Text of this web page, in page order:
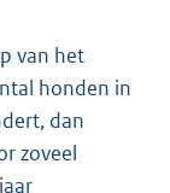
van het
honden in
dan
zoveel